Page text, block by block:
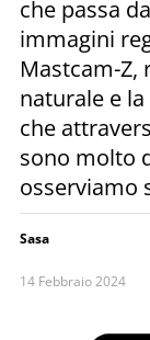
che passa
immagini
Mastcam-Z,
naturale e
che
sono molto
osserviamo
Sasa
14 Febbraio 2024